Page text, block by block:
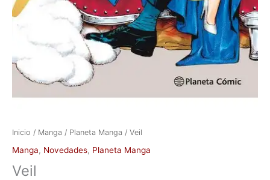
Inicio / Manga / Planeta Manga / Veil
Manga, Novedades, Planeta Manga
Veil